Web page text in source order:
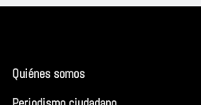
Quiénes somos